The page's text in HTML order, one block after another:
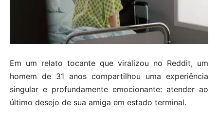
Em um relato tocante que viralizou no Reddit, um
homem de 31 anos compartilhou uma experiência
singular e profundamente emocionante: atender ao
último desejo de sua amiga em estado terminal.